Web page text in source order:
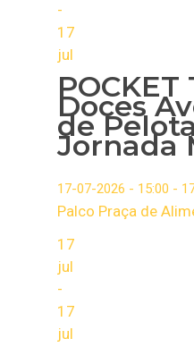
-
17
jul
POCKET
Doces
de
Jornada
17-07-2026 - 15:00 -
Palco Praça de
17
jul
-
17
jul